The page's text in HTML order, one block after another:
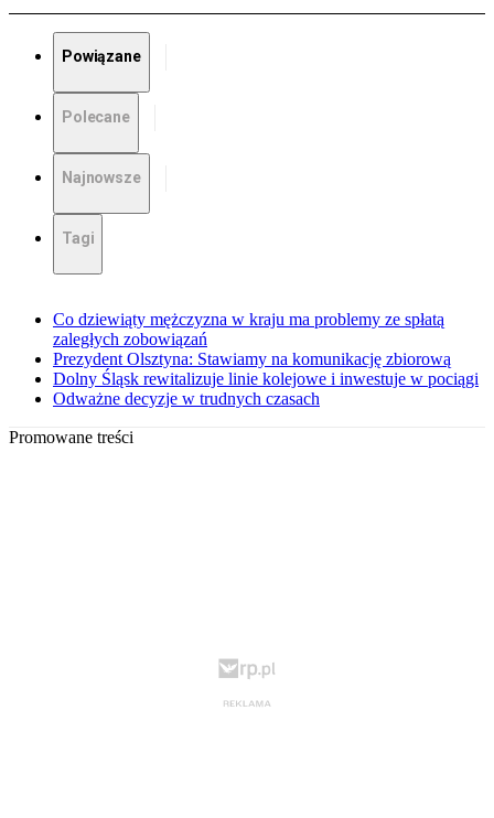
Powiązane
Polecane
Najnowsze
Tagi
Co dziewiąty mężczyzna w kraju ma problemy ze spłatą
zaległych zobowiązań
Prezydent Olsztyna: Stawiamy na komunikację zbiorową
Dolny Śląsk rewitalizuje linie kolejowe i inwestuje w pociągi
Odważne decyzje w trudnych czasach
Promowane treści